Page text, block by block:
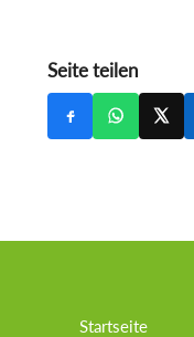
Seite teilen
Startseite